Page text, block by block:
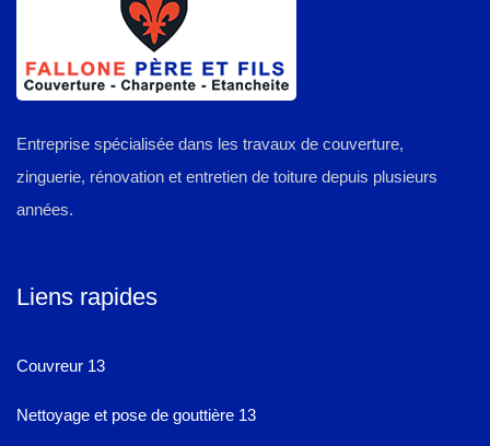
Entreprise spécialisée dans les travaux de couverture,
zinguerie, rénovation et entretien de toiture depuis plusieurs
années.
Liens rapides
Couvreur 13
Nettoyage et pose de gouttière 13